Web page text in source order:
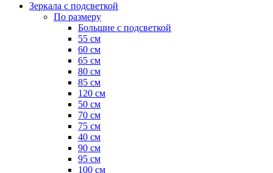
Зеркала с подсветкой
По размеру
Большие с подсветкой
55 см
60 см
65 см
80 см
85 см
120 см
50 см
70 см
75 см
40 см
90 см
95 см
100 см